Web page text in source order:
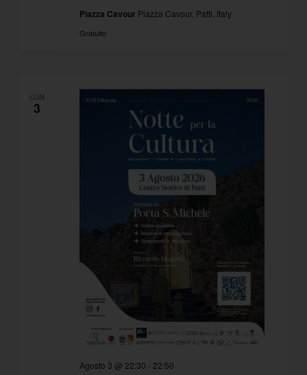
Piazza Cavour Piazza Cavour, Patti, Italy
Gratuito
LUN
3
Agosto 3 @ 22:30 - 22:50